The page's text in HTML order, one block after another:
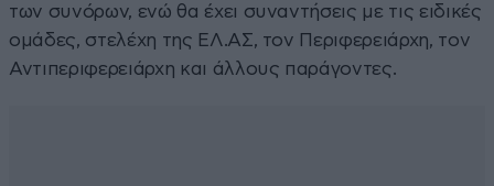
των συνόρων, ενώ θα έχει συναντήσεις με τις ειδικές
ομάδες, στελέχη της ΕΛ.ΑΣ, τον Περιφερειάρχη, τον
Αντιπεριφερειάρχη και άλλους παράγοντες.